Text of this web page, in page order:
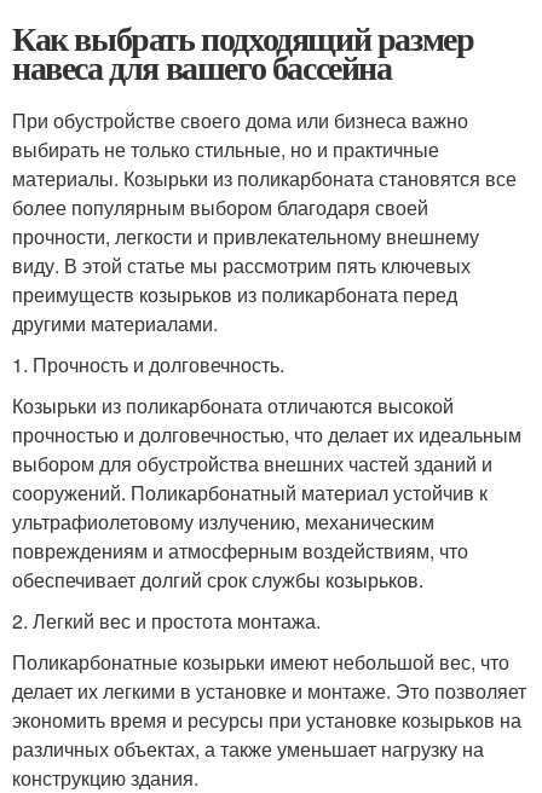
Как выбрать подходящий размер
навеса для вашего бассейна
При обустройстве своего дома или бизнеса важно
выбирать не только стильные, но и практичные
материалы. Козырьки из поликарбоната становятся все
более популярным выбором благодаря своей
прочности, легкости и привлекательному внешнему
виду. В этой статье мы рассмотрим пять ключевых
преимуществ козырьков из поликарбоната перед
другими материалами.
1. Прочность и долговечность.
Козырьки из поликарбоната отличаются высокой
прочностью и долговечностью, что делает их идеальным
выбором для обустройства внешних частей зданий и
сооружений. Поликарбонатный материал устойчив к
ультрафиолетовому излучению, механическим
повреждениям и атмосферным воздействиям, что
обеспечивает долгий срок службы козырьков.
2. Легкий вес и простота монтажа.
Поликарбонатные козырьки имеют небольшой вес, что
делает их легкими в установке и монтаже. Это позволяет
экономить время и ресурсы при установке козырьков на
различных объектах, а также уменьшает нагрузку на
конструкцию здания.